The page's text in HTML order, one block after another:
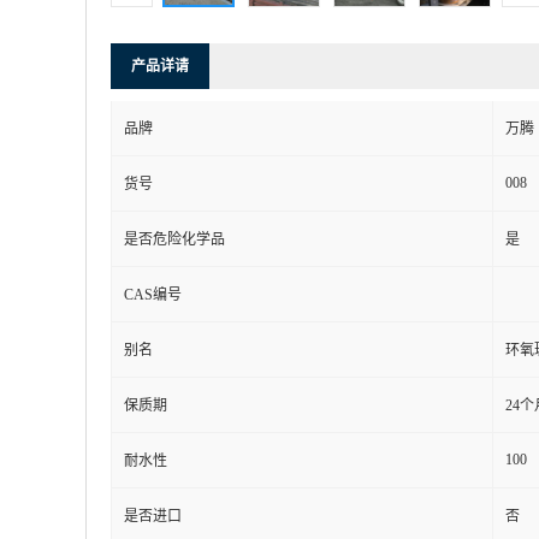
产品详请
品牌 万腾
货号 008
是否危险化学品 是
CAS编号
别名 环氧
保质期 24个
耐水性 100
是否进口 否